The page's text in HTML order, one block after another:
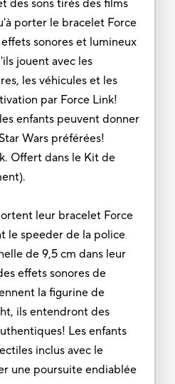
des sons tirés des films
porter le bracelet Force
sonores et lumineux
jouent avec les
les véhicules et les
par Force Link!
enfants peuvent donner
Wars préférées!
Offert dans le Kit de
leur bracelet Force
le speeder de la police
de 9,5 cm dans leur
effets sonores de
la figurine de
ils entendront des
Les enfants
inclus avec le
une poursuite endiablée